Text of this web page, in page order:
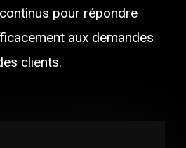
pour répondre
aux demandes
clients.